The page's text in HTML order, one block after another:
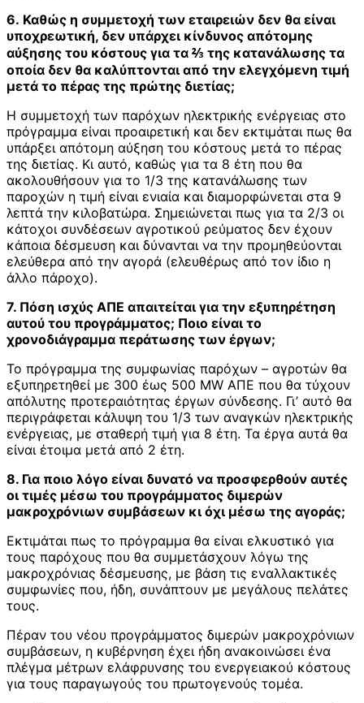
6. Καθώς η συμμετοχή των εταιρειών δεν θα είναι
υποχρεωτική, δεν υπάρχει κίνδυνος απότομης
αύξησης του κόστους για τα ⅔ της κατανάλωσης τα
οποία δεν θα καλύπτονται από την ελεγχόμενη τιμή
μετά το πέρας της πρώτης διετίας;
Η συμμετοχή των παρόχων ηλεκτρικής ενέργειας στο
πρόγραμμα είναι προαιρετική και δεν εκτιμάται πως θα
υπάρξει απότομη αύξηση του κόστους μετά το πέρας
της διετίας. Κι αυτό, καθώς για τα 8 έτη που θα
ακολουθήσουν για το 1/3 της κατανάλωσης των
παροχών η τιμή είναι ενιαία και διαμορφώνεται στα 9
λεπτά την κιλοβατώρα. Σημειώνεται πως για τα 2/3 οι
κάτοχοι συνδέσεων αγροτικού ρεύματος δεν έχουν
κάποια δέσμευση και δύνανται να την προμηθεύονται
ελεύθερα από την αγορά (ελευθέρως από τον ίδιο η
άλλο πάροχο).
7. Πόση ισχύς ΑΠΕ απαιτείται για την εξυπηρέτηση
αυτού του προγράμματος; Ποιο είναι το
χρονοδιάγραμμα περάτωσης των έργων;
Το πρόγραμμα της συμφωνίας παρόχων – αγροτών θα
εξυπηρετηθεί με 300 έως 500 MW ΑΠΕ που θα τύχουν
απόλυτης προτεραιότητας έργων σύνδεσης. Γι’ αυτό θα
περιγράφεται κάλυψη του 1/3 των αναγκών ηλεκτρικής
ενέργειας, με σταθερή τιμή για 8 έτη. Τα έργα αυτά θα
είναι έτοιμα μετά από 2 έτη.
8. Για ποιο λόγο είναι δυνατό να προσφερθούν αυτές
οι τιμές μέσω του προγράμματος διμερών
μακροχρόνιων συμβάσεων κι όχι μέσω της αγοράς;
Εκτιμάται πως το πρόγραμμα θα είναι ελκυστικό για
τους παρόχους που θα συμμετάσχουν λόγω της
μακροχρόνιας δέσμευσης, με βάση τις εναλλακτικές
συμφωνίες που, ήδη, συνάπτουν με μεγάλους πελάτες
τους.
Πέραν του νέου προγράμματος διμερών μακροχρόνιων
συμβάσεων, η κυβέρνηση έχει ήδη ανακοινώσει ένα
πλέγμα μέτρων ελάφρυνσης του ενεργειακού κόστους
για τους παραγωγούς του πρωτογενούς τομέα.